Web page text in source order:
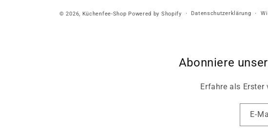
© 2026, Küchenfee-Shop Powered by Shopify Datenschutzerklärung
Abonniere
Erfahre als Erster
E-